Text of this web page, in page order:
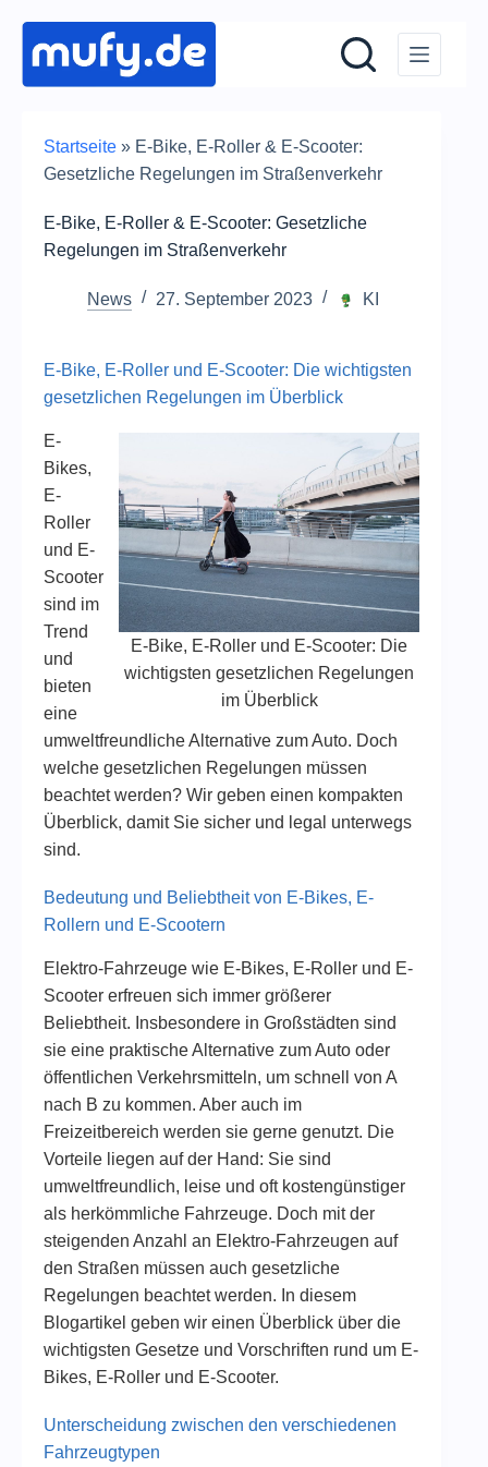
Inhalt
springen
Startseite » E-Bike, E-Roller & E-Scooter:
Gesetzliche Regelungen im Straßenverkehr
E-Bike, E-Roller & E-Scooter: Gesetzliche
Regelungen im Straßenverkehr
News 27. September 2023 KI
E-Bike, E-Roller und E-Scooter: Die wichtigsten
gesetzlichen Regelungen im Überblick
E-Bike, E-Roller und E-Scooter: Die
wichtigsten gesetzlichen Regelungen
im Überblick
E-
Bikes,
E-
Roller
und E-
Scooter
sind im
Trend
und
bieten
eine
umweltfreundliche Alternative zum Auto. Doch
welche gesetzlichen Regelungen müssen
beachtet werden? Wir geben einen kompakten
Überblick, damit Sie sicher und legal unterwegs
sind.
Bedeutung und Beliebtheit von E-Bikes, E-
Rollern und E-Scootern
Elektro-Fahrzeuge wie E-Bikes, E-Roller und E-
Scooter erfreuen sich immer größerer
Beliebtheit. Insbesondere in Großstädten sind
sie eine praktische Alternative zum Auto oder
öffentlichen Verkehrsmitteln, um schnell von A
nach B zu kommen. Aber auch im
Freizeitbereich werden sie gerne genutzt. Die
Vorteile liegen auf der Hand: Sie sind
umweltfreundlich, leise und oft kostengünstiger
als herkömmliche Fahrzeuge. Doch mit der
steigenden Anzahl an Elektro-Fahrzeugen auf
den Straßen müssen auch gesetzliche
Regelungen beachtet werden. In diesem
Blogartikel geben wir einen Überblick über die
wichtigsten Gesetze und Vorschriften rund um E-
Bikes, E-Roller und E-Scooter.
Unterscheidung zwischen den verschiedenen
Fahrzeugtypen